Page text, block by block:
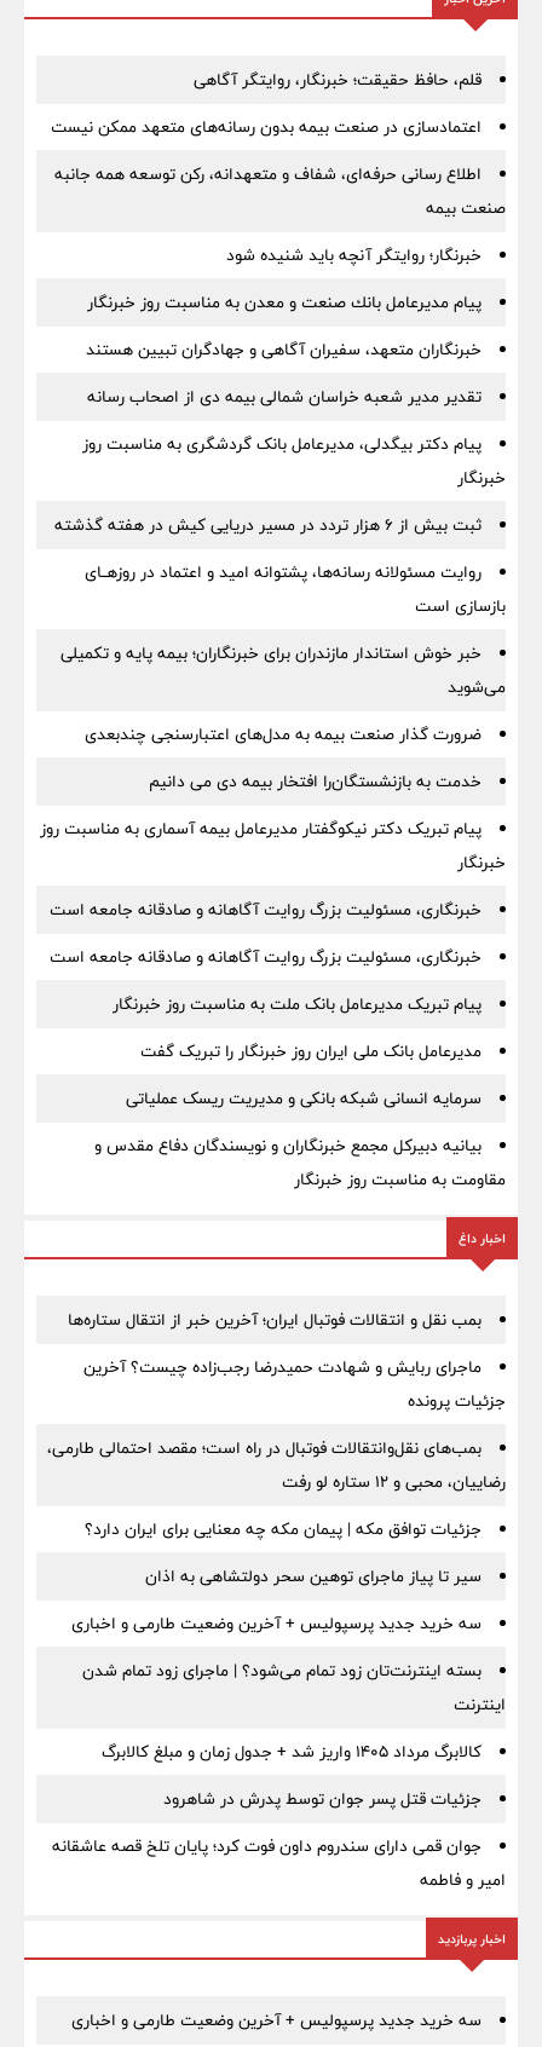
قلم، حافظ حقیقت؛ خبرنگار، روایتگر آگاهی
اعتمادسازی در صنعت بیمه بدون رسانه‌های متعهد ممکن نیست
اطلاع رسانی حرفه‌ای، شفاف و متعهدانه، رکن توسعه همه جانبه
صنعت بیمه
خبرنگار؛ روایتگر آنچه باید شنیده شود
پیام مدیرعامل بانك صنعت و معدن به مناسبت روز خبرنگار
خبرنگاران متعهد، سفیران آگاهی و جهادگران تبیین هستند
تقدیر مدیر شعبه خراسان شمالی بیمه دی از اصحاب رسانه
پیام دکتر بیگدلی، مدیرعامل بانک گردشگری به مناسبت روز
خبرنگار
ثبت بیش از ۶ هزار تردد در مسیر دریایی کیش در هفته گذشته
روایت مسئولانه رسانه‌ها، پشتوانه امید و اعتماد در روزهــای
بازسازی است
خبر خوش استاندار مازندران برای خبرنگاران؛‌ بیمه پایه و ‌تکمیلی
می‌شوید
ضرورت گذار صنعت بیمه به مدل‌های اعتبارسنجی چندبعدی
خدمت به بازنشستگان‌را افتخار بیمه دی می دانیم
پیام تبریک دکتر نیکوگفتار مدیرعامل بیمه آسماری به مناسبت روز
خبرنگار
خبرنگاری، مسئولیت بزرگ روایت آگاهانه و صادقانه جامعه است
خبرنگاری، مسئولیت بزرگ روایت آگاهانه و صادقانه جامعه است
پیام تبریک مدیرعامل بانک ملت به مناسبت روز خبرنگار
مدیرعامل بانک ملی ایران روز خبرنگار را تبریک گفت
سرمایه انسانی شبکه بانکی و مدیریت ریسک عملیاتی
بیانیه دبیرکل مجمع خبرنگاران و نویسندگان دفاع مقدس و
مقاومت به مناسبت روز خبرنگار
اخبار داغ
بمب نقل‌ و انتقالات فوتبال ایران؛ آخرین خبر از انتقال ستاره‌ها
ماجرای ربایش و شهادت حمیدرضا رجب‌زاده چیست؟ آخرین
جزئیات پرونده
بمب‌های نقل‌وانتقالات فوتبال در راه است؛ مقصد احتمالی طارمی،
رضاییان، محبی و ۱۲ ستاره لو رفت
جزئیات توافق مکه | پیمان مکه چه معنایی برای ایران دارد؟
سیر تا پیاز ماجرای توهین سحر دولتشاهی به اذان
سه خرید جدید پرسپولیس + آخرین وضعیت طارمی و اخباری
بسته اینترنت‌تان زود تمام می‌شود؟ | ماجرای زود تمام شدن
اینترنت
کالابرگ مرداد ۱۴۰۵ واریز شد + جدول زمان و مبلغ کالابرگ
جزئیات قتل پسر جوان توسط پدرش در شاهرود
جوان قمی دارای سندروم داون فوت کرد؛ پایان تلخ قصه عاشقانه
امیر و فاطمه
اخبار پربازدید
سه خرید جدید پرسپولیس + آخرین وضعیت طارمی و اخباری